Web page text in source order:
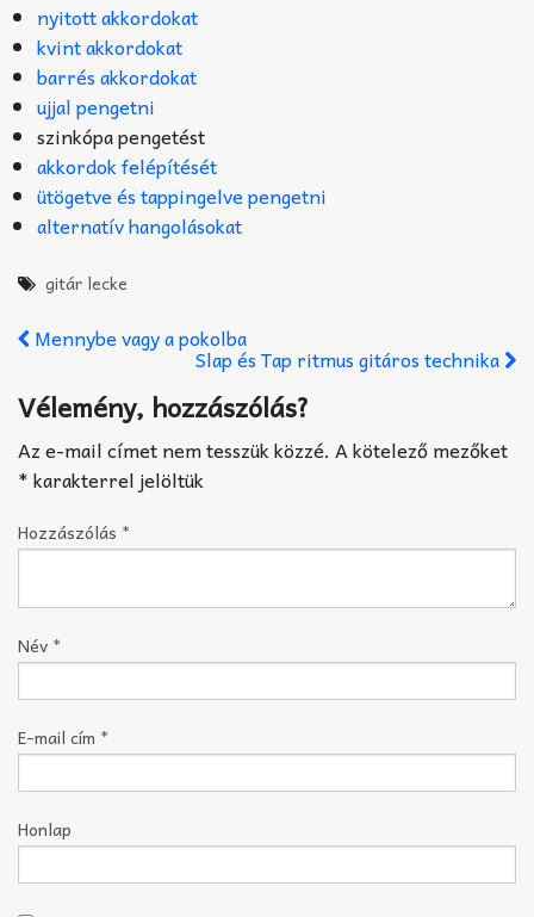
nyitott akkordokat
kvint akkordokat
barrés akkordokat
ujjal pengetni
szinkópa pengetést
akkordok felépítését
ütögetve és tappingelve pengetni
alternatív hangolásokat
gitár lecke
Mennybe vagy a pokolba
Slap és Tap ritmus gitáros technika
Vélemény, hozzászólás?
Az e-mail címet nem tesszük közzé. A kötelező mezőket
*karakterrel jelöltük
Hozzászólás *
Név *
E-mail cím *
Honlap